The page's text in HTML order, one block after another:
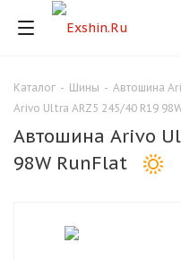
Каталог - Шины - Автошина
Arivo Ultra ARZ5 245/40 R19
Автошина Arivo
98W RunFlat
Для клиентов всех
Разбейте
оплатуна